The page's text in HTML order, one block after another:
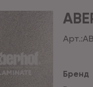
Арт.:
Бренд